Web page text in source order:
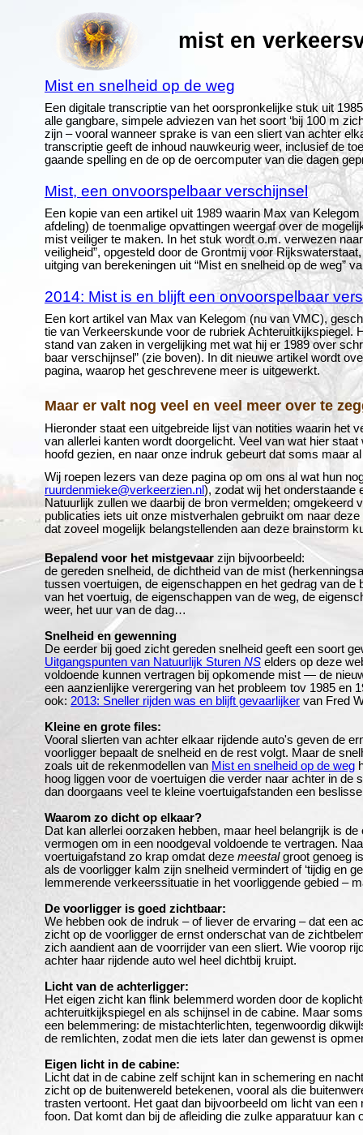
mist en
Mist en snelheid op de weg
Een digitale transcriptie van het oorspronkelijke stuk uit
alle gangbare, simpele adviezen van het soort ‘bij 100 m
zijn – vooral wanneer sprake is van een sliert van achter
transcriptie geeft de inhoud nauwkeurig weer, inclusief de
gaande spelling en de op de oercomputer van die dagen
Mist, een onvoorspelbaar verschijnsel
Een kopie van een artikel uit 1989 waarin Max van
afdeling) de toenmalige opvattingen weergaf over de
mist veiliger te maken. In het stuk wordt o.m. verwezen
veiligheid”, opgesteld door de Grontmij voor
uitging van berekeningen uit “Mist en snelheid op de weg”
2014: Mist is en blijft een onvoorspelbaar
Een kort artikel van Max van Kelegom (nu van VMC),
tie van Verkeerskunde voor de rubriek Achteruitkijkspiegel.
stand van zaken in vergelijking met wat hij er 1989 over
baar verschijnsel” (zie boven). In dit nieuwe artikel wordt
pagina, waarop het geschrevene meer is uitgewerkt.
Maar er valt nog veel en veel meer over te
Hieronder staat een uitgebreide lijst van notities waarin het
van allerlei kanten wordt doorgelicht. Veel van wat hier
hoofd gezien, en naar onze indruk gebeurt dat soms maar
Wij roepen lezers van deze pagina op om ons al wat hun
ruurdenmieke@verkeerzien.nl), zodat wij het onderstaande
Natuurlijk zullen we daarbij de bron vermelden; omgekeerd
publicaties iets uit onze mistverhalen gebruikt om naar
dat zoveel mogelijk belangstellenden aan deze brainstorm
Bepalend voor het mistgevaar zijn bijvoorbeeld:
de gereden snelheid, de dichtheid van de mist
tussen voertuigen, de eigenschappen en het gedrag van de
van het voertuig, de eigenschappen van de weg, de
weer, het uur van de dag…
Snelheid en gewenning
De eerder bij goed zicht gereden snelheid geeft een soort
Uitgangspunten van Natuurlijk Sturen NS elders op deze
voldoende kunnen vertragen bij opkomende mist — de
een aanzienlijke verergering van het probleem tov 1985 en
ook: 2013: Sneller rijden was en blijft gevaarlijker van Fred
Kleine en grote files:
Vooral slierten van achter elkaar rijdende auto's geven de
voorligger bepaalt de snelheid en de rest volgt. Maar de
zoals uit de rekenmodellen van Mist en snelheid op de weg
hoog liggen voor de voertuigen die verder naar achter in de
dan doorgaans veel te kleine voertuigafstanden een
Waarom zo dicht op elkaar?
Dat kan allerlei oorzaken hebben, maar heel belangrijk is
vermogen om in een noodgeval voldoende te vertragen.
voertuigafstand zo krap omdat deze meestalgroot genoeg
als de voorligger kalm zijn snelheid vermindert of ‘tijdig en
lemmerende verkeerssituatie in het voorliggende gebied –
De voorligger is goed zichtbaar:
We hebben ook de indruk – of liever de ervaring – dat een
zicht op de voorligger de ernst onderschat van de
zich aandient aan de voorrijder van een sliert. Wie voorop
achter haar rijdende auto wel heel dichtbij kruipt.
Licht van de achterligger:
Het eigen zicht kan flink belemmerd worden door de
achteruitkijkspiegel en als schijnsel in de cabine. Maar
een belemmering: de mistachterlichten, tegenwoordig
de remlichten, zodat men die iets later dan gewenst is
Eigen licht in de cabine:
Licht dat in de cabine zelf schijnt kan in schemering en
zicht op de buitenwereld betekenen, vooral als die
trasten vertoont. Het gaat dan bijvoorbeeld om licht van een
foon. Dat komt dan bij de afleiding die zulke apparatuur kan